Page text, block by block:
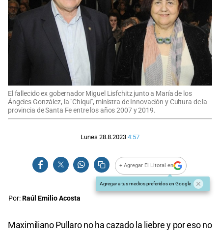
El fallecido ex gobernador Miguel Lisfchitz junto a María de los
Ángeles González, la "Chiqui", ministra de Innovación y Cultura de la
provincia de Santa Fe entre los años 2007 y 2019.
Lunes 28.8.2023 4:57
+ Agregar El Litoral en
Agregar a tus medios preferidos en Google
Por:Raúl Emilio Acosta
Maximiliano Pullaro no ha cazado la liebre y por eso no